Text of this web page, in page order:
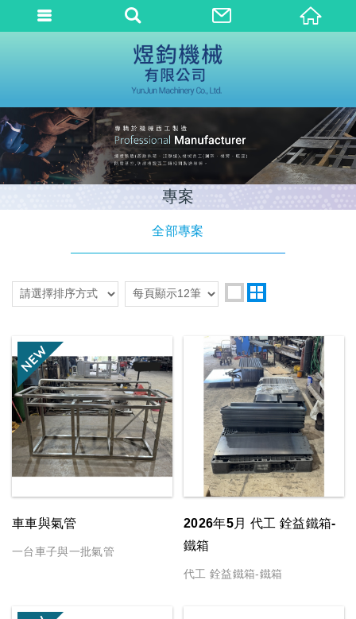
專案
全部專案
車車與氣管
一台車子與一批氣管
2026年5月 代工 銓益鐵箱-
鐵箱
代工 銓益鐵箱-鐵箱